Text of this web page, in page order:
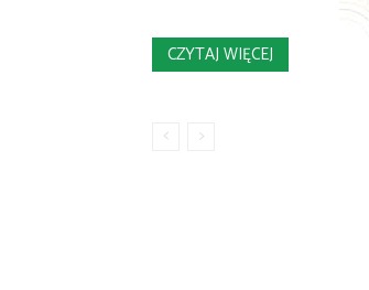
CZYTAJ WIĘCEJ